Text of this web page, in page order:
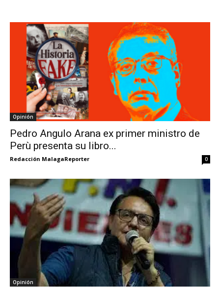
Opinión
Pedro Angulo Arana ex primer ministro de
Perù presenta su libro...
Redacción MalagaReporter 0
Opinión